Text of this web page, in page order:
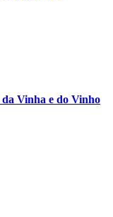
Vinha e do Vinho